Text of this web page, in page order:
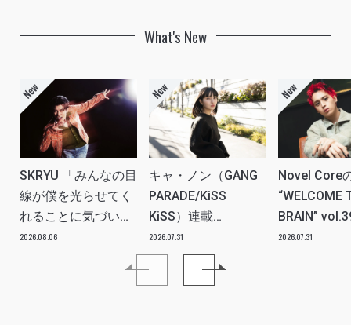
What's New
SKRYU 「みんなの目
線が僕を光らせてく
れることに気づい
た」 INTERVIEW
2026.08.06
キャ・ノン（GANG
PARADE/KiSS
KiSS）連載
vol.112「特別企画
メンバーともっとは
2026.07.31
Novel Core
“WELCOME
BRAIN”
分たちの世
2026.07.31